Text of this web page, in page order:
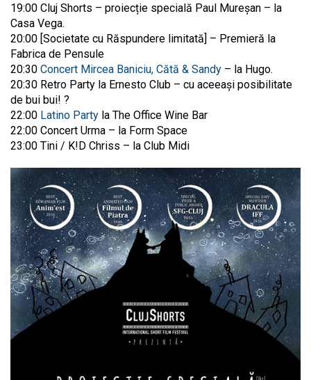
19:00 Cluj Shorts – proiecție specială Paul Mureșan – la
Casa Vega.
20:00 [Societate cu Răspundere limitată] – Premieră la
Fabrica de Pensule
20:30 Concert Mircea Baniciu, Cătă & Sandy – la Hugo.
20:30 Retro Party la Ernesto Club – cu aceeași posibilitate
de bui bui! ?
22:00 Latino Party la The Office Wine Bar
22:00 Concert Urma – la Form Space
23:00 Tini / K!D Chriss – la Club Midi